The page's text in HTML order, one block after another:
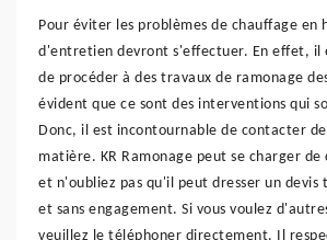
Pour éviter les problèmes de chauffage en
d'entretien devront s'effectuer. En effet, il
de procéder à des travaux de ramonage
évident que ce sont des interventions qui
Donc, il est incontournable de contacter
matière. KR Ramonage peut se charger
et n'oubliez pas qu'il peut dresser un
et sans engagement. Si vous voulez
veuillez le téléphoner directement. Il